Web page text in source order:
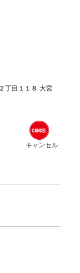
丁目１１８ 大宮
キャンセル